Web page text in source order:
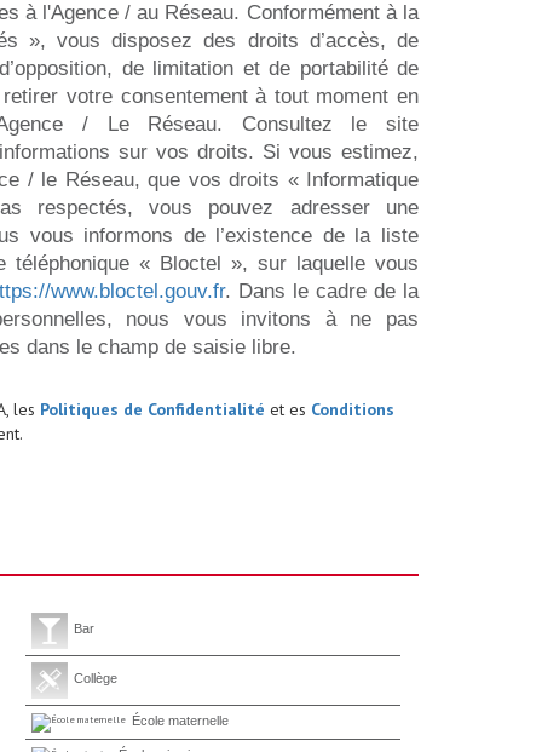
à l'Agence / au Réseau. Conformément à la
», vous disposez des droits d’accès, de
de limitation et de portabilité de
votre consentement à tout moment en
/ Le Réseau. Consultez le site
sur vos droits. Si vous estimez,
/ le Réseau, que vos droits « Informatique
respectés, vous pouvez adresser une
vous informons de l’existence de la liste
téléphonique « Bloctel », sur laquelle vous
www.bloctel.gouv.fr. Dans le cadre de la
nous vous invitons à ne pas
dans le champ de saisie libre.
les Politiques de Confidentialité et es Conditions
Bar
Collège
École maternelle